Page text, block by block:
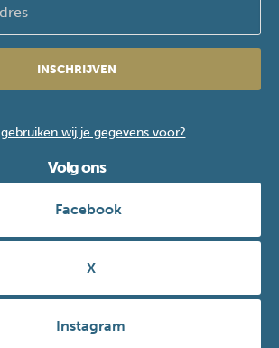
INSCHRIJVEN
wij je gegevens voor?
Volg ons
Facebook
X
Instagram